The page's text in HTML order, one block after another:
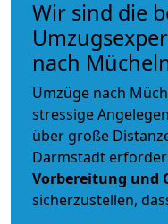
Wir sind die
nach
Umzüge nach
stressige
über große
Darmstadt
Vorbereitung und
sicherzustellen,